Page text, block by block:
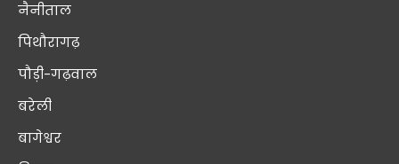
नैनीताल
पिथौरागढ़
पौड़ी-गढ़वाल
बरेली
बागेश्वर